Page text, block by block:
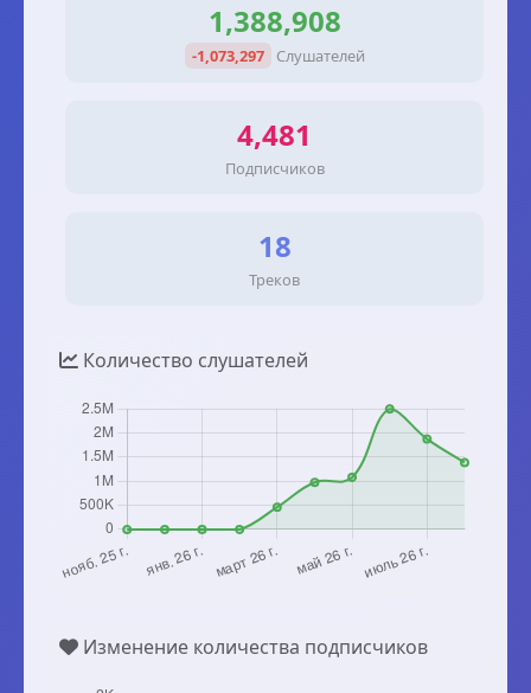
1,388,908
-1,073,297 Слушателей
4,481
Подписчиков
18
Треков
Количество слушателей
Изменение количества подписчиков